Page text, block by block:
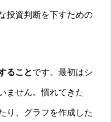
投資判断を下すための
ることです。最初はシ
ません。慣れてきた
り、グラフを作成した